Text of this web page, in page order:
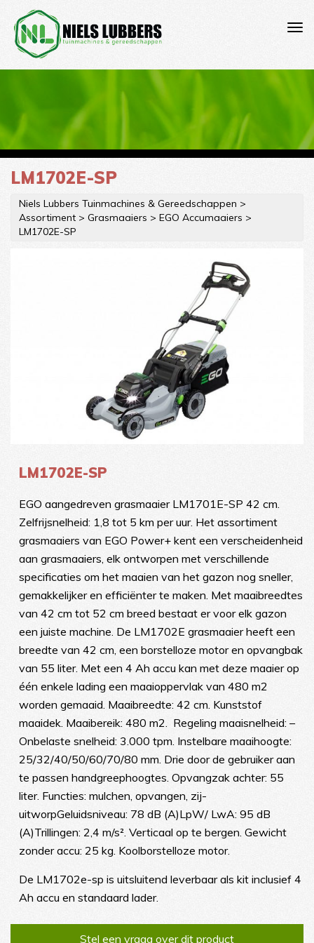
LM1702E-SP
Niels Lubbers Tuinmachines & Gereedschappen >
Assortiment > Grasmaaiers > EGO Accumaaiers >
LM1702E-SP
LM1702E-SP
EGO aangedreven grasmaaier LM1701E-SP 42 cm.
Zelfrijsnelheid: 1,8 tot 5 km per uur. Het assortiment
grasmaaiers van EGO Power+ kent een verscheidenheid
aan grasmaaiers, elk ontworpen met verschillende
specificaties om het maaien van het gazon nog sneller,
gemakkelijker en efficiënter te maken. Met maaibreedtes
van 42 cm tot 52 cm breed bestaat er voor elk gazon
een juiste machine. De LM1702E grasmaaier heeft een
breedte van 42 cm, een borstelloze motor en opvangbak
van 55 liter. Met een 4 Ah accu kan met deze maaier op
één enkele lading een maaioppervlak van 480 m2
worden gemaaid. Maaibreedte: 42 cm. Kunststof
maaidek. Maaibereik: 480 m2. Regeling maaisnelheid: –
Onbelaste snelheid: 3.000 tpm. Instelbare maaihoogte:
25/32/40/50/60/70/80 mm. Drie door de gebruiker aan
te passen handgreephoogtes. Opvangzak achter: 55
liter. Functies: mulchen, opvangen, zij-
uitworpGeluidsniveau: 78 dB (A)LpW/ LwA: 95 dB
(A)Trillingen: 2,4 m/s². Verticaal op te bergen. Gewicht
zonder accu: 25 kg. Koolborstelloze motor.
De LM1702e-sp is uitsluitend leverbaar als kit inclusief 4
Ah accu en standaard lader.
Stel een vraag over dit product